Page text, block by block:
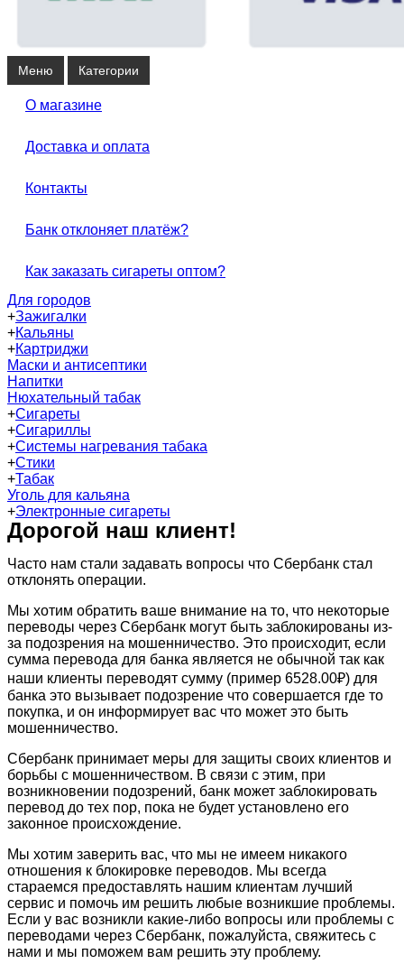
Меню Категории
О магазине
Доставка и оплата
Контакты
Банк отклоняет платёж?
Как заказать сигареты оптом?
Для городов
+Зажигалки
+Кальяны
+Картриджи
Маски и антисептики
Напитки
Нюхательный табак
+Сигареты
+Сигариллы
+Системы нагревания табака
+Стики
+Табак
Уголь для кальяна
+Электронные сигареты
Дорогой наш клиент!
Часто нам стали задавать вопросы что Сбербанк стал
отклонять операции.
Мы хотим обратить ваше внимание на то, что некоторые
переводы через Сбербанк могут быть заблокированы из-
за подозрения на мошенничество. Это происходит, если
сумма перевода для банка является не обычной так как
наши клиенты переводят сумму (пример 6528.00₽) для
банка это вызывает подозрение что совершается где то
покупка, и он информирует вас что может это быть
мошенничество.
Сбербанк принимает меры для защиты своих клиентов и
борьбы с мошенничеством. В связи с этим, при
возникновении подозрений, банк может заблокировать
перевод до тех пор, пока не будет установлено его
законное происхождение.
Мы хотим заверить вас, что мы не имеем никакого
отношения к блокировке переводов. Мы всегда
стараемся предоставлять нашим клиентам лучший
сервис и помочь им решить любые возникшие проблемы.
Если у вас возникли какие-либо вопросы или проблемы с
переводами через Сбербанк, пожалуйста, свяжитесь с
нами и мы поможем вам решить эту проблему.